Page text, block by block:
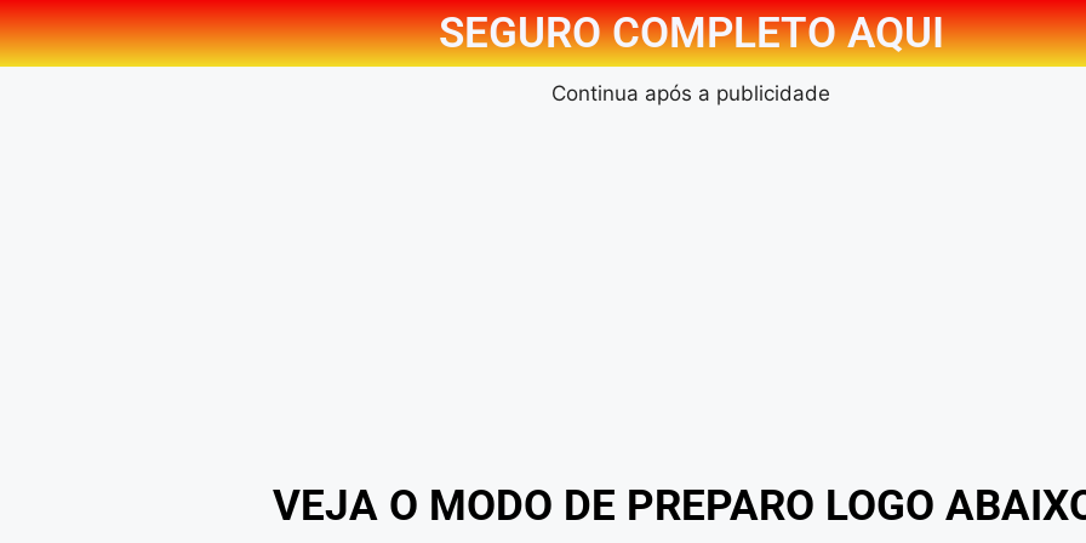
SEGURO COMPLETO AQUI
Continua após a publicidade
VEJA O MODO DE PREPARO LOGO